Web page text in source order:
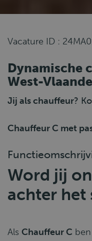
Vacature ID :
Dynamische
West-
Jij als chauffeur?
Chauffeur C met
Word jij
achter het
Als Chauffeur C